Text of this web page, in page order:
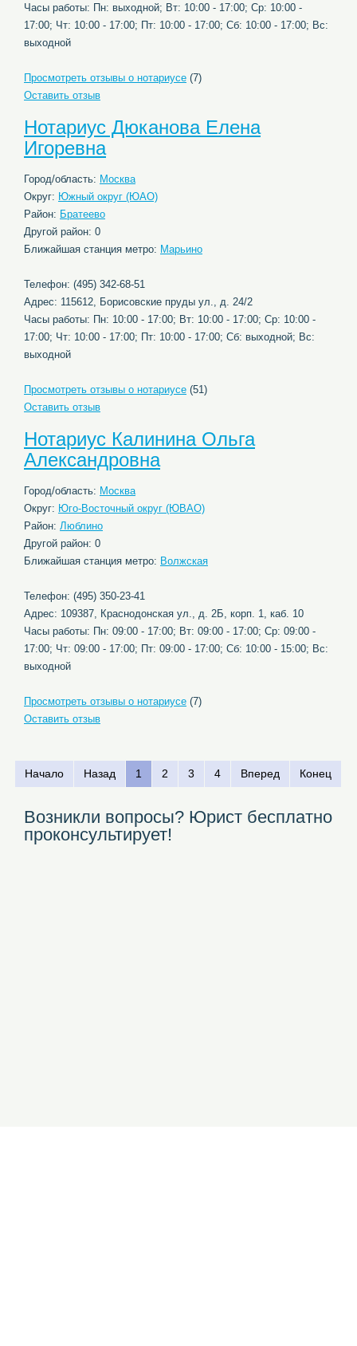
Часы работы: Пн: выходной; Вт: 10:00 - 17:00; Ср: 10:00 -
17:00; Чт: 10:00 - 17:00; Пт: 10:00 - 17:00; Сб: 10:00 - 17:00; Вс:
выходной
Просмотреть отзывы о нотариусе (7)
Оставить отзыв
Нотариус Дюканова Елена
Игоревна
Город/область: Москва
Округ: Южный округ (ЮАО)
Район: Братеево
Другой район: 0
Ближайшая станция метро: Марьино
Телефон: (495) 342-68-51
Адрес: 115612, Борисовские пруды ул., д. 24/2
Часы работы: Пн: 10:00 - 17:00; Вт: 10:00 - 17:00; Ср: 10:00 -
17:00; Чт: 10:00 - 17:00; Пт: 10:00 - 17:00; Сб: выходной; Вс:
выходной
Просмотреть отзывы о нотариусе (51)
Оставить отзыв
Нотариус Калинина Ольга
Александровна
Город/область: Москва
Округ: Юго-Восточный округ (ЮВАО)
Район: Люблино
Другой район: 0
Ближайшая станция метро: Волжская
Телефон: (495) 350-23-41
Адрес: 109387, Краснодонская ул., д. 2Б, корп. 1, каб. 10
Часы работы: Пн: 09:00 - 17:00; Вт: 09:00 - 17:00; Ср: 09:00 -
17:00; Чт: 09:00 - 17:00; Пт: 09:00 - 17:00; Сб: 10:00 - 15:00; Вс:
выходной
Просмотреть отзывы о нотариусе (7)
Оставить отзыв
Начало Назад 1 2 3 4 Вперед Конец
Возникли вопросы? Юрист бесплатно
проконсультирует!